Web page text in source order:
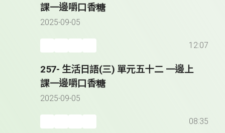
課一邊嚼口香糖
2025-09-05
12:07
257- 生活日語(三) 單元五十二 一邊上
課一邊嚼口香糖
2025-09-05
08:35